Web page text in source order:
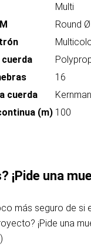
Multi
Round
16
cuerda
(m) 100
¡Pide una
más seguro de si
¡Pide una